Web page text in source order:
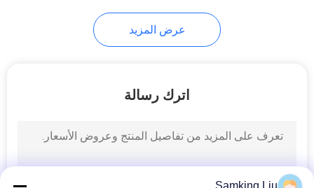
عرض المزيد
اترك رسالة
Samking Liu